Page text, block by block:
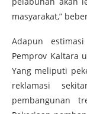
masyarakat,”
Adapun
Pemprov Kaltara
Yang meliputi
reklamasi
pembangunan